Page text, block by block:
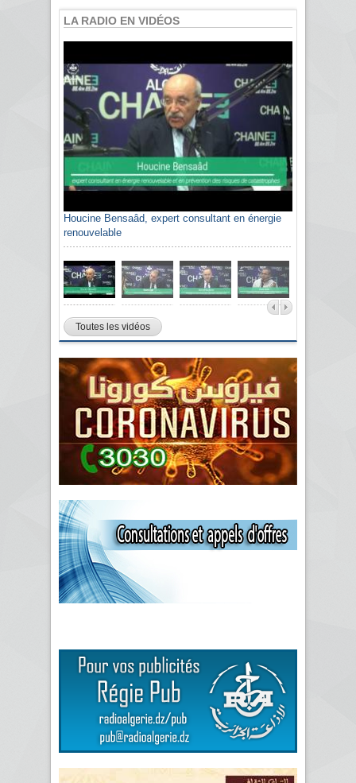
LA RADIO EN VIDÉOS
Houcine Bensaâd, expert consultant en énergie
renouvelable
Toutes les vidéos